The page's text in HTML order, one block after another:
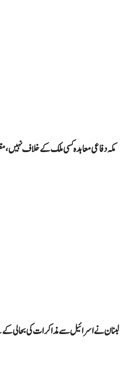
مکہ دفاعی معاہدہ کسی ملک کے خلاف
لبنان نے اسرائیل سے مذاکرات کی بحالی کے لیے 3 اہم مطالبات پیش